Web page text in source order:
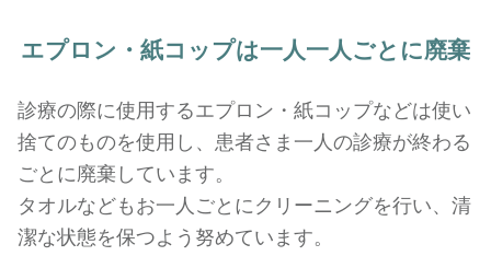
エプロン・紙コップは一人一人ごとに廃棄
診療の際に使用するエプロン・紙コップなどは使い
捨てのものを使用し、患者さま一人の診療が終わる
ごとに廃棄しています。
タオルなどもお一人ごとにクリーニングを行い、清
潔な状態を保つよう努めています。